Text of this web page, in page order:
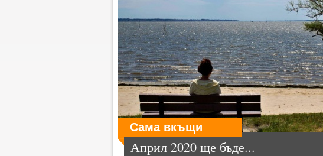
Сама вкъщи
Април 2020 ще бъде...